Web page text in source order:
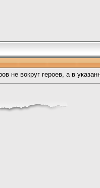
не вокруг героев, а в